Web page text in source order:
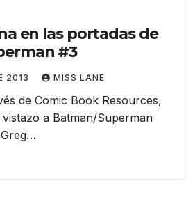
en las portadas de
#3
2013 MISS LANE
de Comic Book Resources,
a Batman/Superman